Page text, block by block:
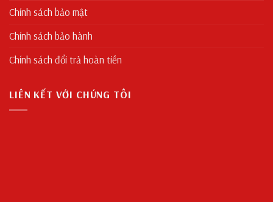
Chính sách bảo mật
Chính sách bảo hành
Chính sách đổi trả hoàn tiền
LIÊN KẾT VỚI CHÚNG TÔI